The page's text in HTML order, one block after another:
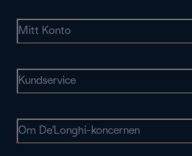
Mitt Konto
Kundservice
Om De'Longhi-koncernen